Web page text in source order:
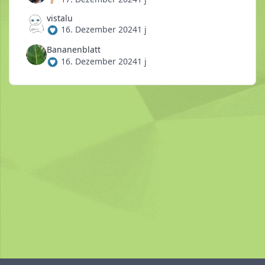
vistalu
16. Dezember 20241 j
Bananenblatt
16. Dezember 20241 j